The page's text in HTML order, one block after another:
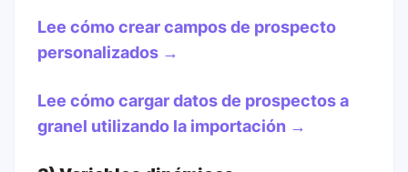
Lee cómo crear campos de prospecto
personalizados →
Lee cómo cargar datos de prospectos a
granel utilizando la importación →